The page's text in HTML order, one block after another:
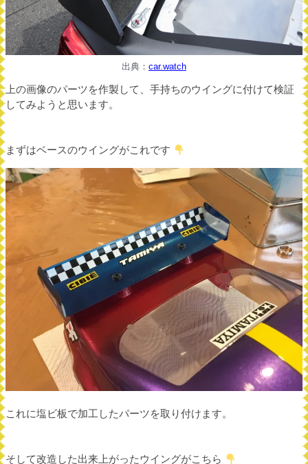
出典： car.watch
上の画像のパーツを作製して、手持ちのウイングに付けて検証
してみようと思います。
まずはベースのウイングがこれです
これに塩ビ板で加工したパーツを取り付けます。
そして改造した出来上がったウイングがこちら